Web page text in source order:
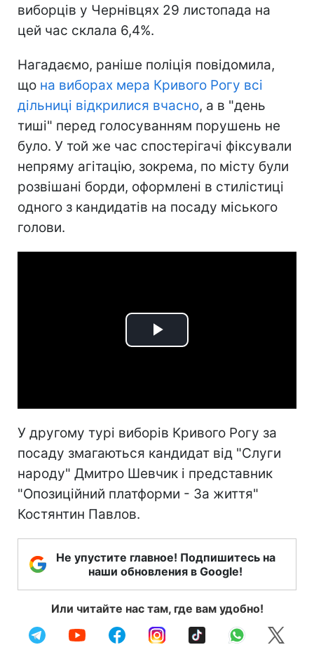
виборців у Чернівцях 29 листопада на
цей час склала 6,4%.
Нагадаємо, раніше поліція повідомила,
що на виборах мера Кривого Рогу всі
дільниці відкрилися вчасно, а в "день
тиші" перед голосуванням порушень не
було. У той же час спостерігачі фіксували
непряму агітацію, зокрема, по місту були
розвішані борди, оформлені в стилістиці
одного з кандидатів на посаду міського
голови.
Play
У другому турі виборів Кривого Рогу за
посаду змагаються кандидат від "Слуги
народу" Дмитро Шевчик і представник
"Опозиційний платформи - За життя"
Костянтин Павлов.
Не упустите главное! Подпишитесь на
наши обновления в Google!
Или читайте нас там, где вам удобно!